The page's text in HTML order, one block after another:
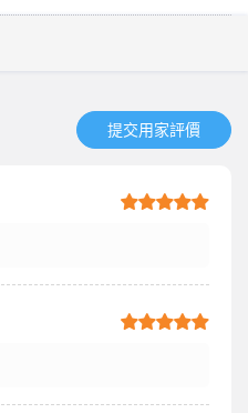
提交用家評價​